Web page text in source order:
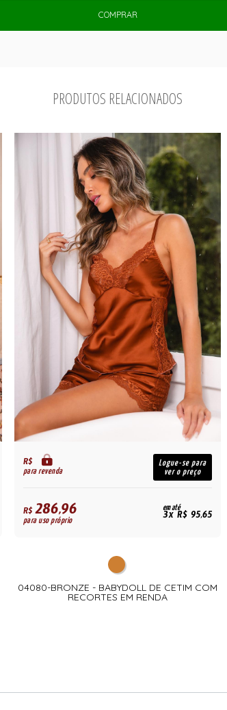
COMPRAR
PRODUTOS RELACIONADOS
R$
para revenda
Logue-se para
ver o preço
R$286,96
para uso próprio
em até
3x R$ 95,65
04080-BRONZE - BABYDOLL DE CETIM COM
RECORTES EM RENDA